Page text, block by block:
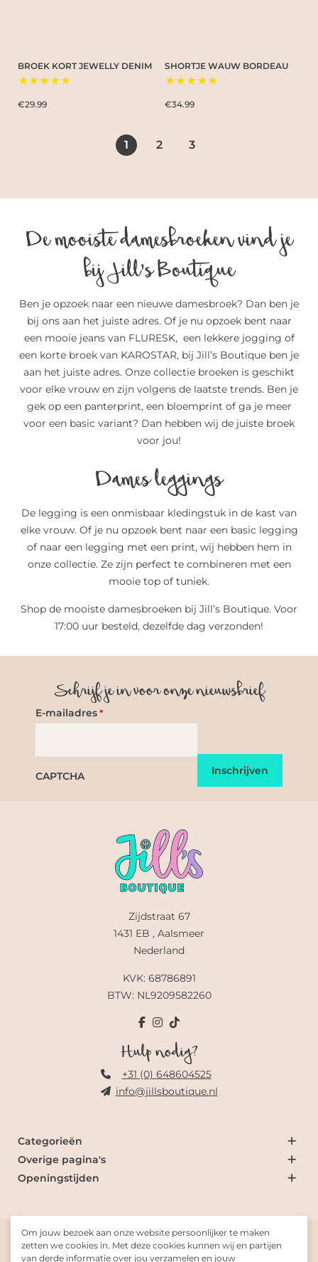
Om jouw bezoek aan onze website persoonlijker te maken
zetten we cookies in. Met deze cookies kunnen wij en partijen
van derde informatie over jou verzamelen en jouw
BROEK KORT JEWELLY DENIM
★★★★★
€29.99
SHORTJE WAUW BORDEAU
★★★★★
€34.99
1 2 3
De mooiste damesbroeken vind je
bij Jill’s Boutique
Ben je opzoek naar een nieuwe damesbroek? Dan ben je
bij ons aan het juiste adres. Of je nu opzoek bent naar
een mooie jeans van FLURESK, een lekkere jogging of
een korte broek van KAROSTAR, bij Jill’s Boutique ben je
aan het juiste adres. Onze collectie broeken is geschikt
voor elke vrouw en zijn volgens de laatste trends. Ben je
gek op een panterprint, een bloemprint of ga je meer
voor een basic variant? Dan hebben wij de juiste broek
voor jou!
Dames leggings
De legging is een onmisbaar kledingstuk in de kast van
elke vrouw. Of je nu opzoek bent naar een basic legging
of naar een legging met een print, wij hebben hem in
onze collectie. Ze zijn perfect te combineren met een
mooie top of tuniek.
Shop de mooiste damesbroeken bij Jill’s Boutique. Voor
17:00 uur besteld, dezelfde dag verzonden!
Schrijf je in voor onze nieuwsbrief
E-mailadres *
CAPTCHA
Zijdstraat 67
1431 EB , Aalsmeer
Nederland
KVK: 68786891
BTW: NL9209582260
Hulp nodig?
+31 (0) 648604525
info@jillsboutique.nl
Categorieën
Overige pagina's
Openingstijden
© 2026 Jill's Boutique